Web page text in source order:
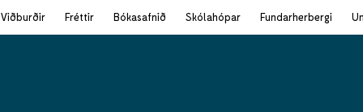
Viðburðir Fréttir Bókasafnið Skólahópar Fundarherbergi